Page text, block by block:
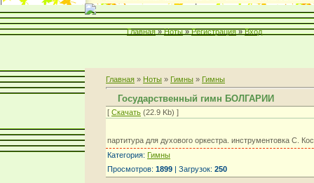
Главная » Ноты » Регистрация » Вход
Главная » Ноты » Гимны » Гимны
Государственный гимн БОЛГАРИИ
[ Скачать (22.9 Kb) ]
партитура для духового оркестра. инструментовка С.
Категория: Гимны
Просмотров: 1899 | Загрузок: 250